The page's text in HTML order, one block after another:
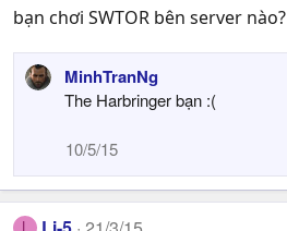
bạn chơi SWTOR bên server nào?
MinhTranNg
The Harbringer bạn :(
10/5/15